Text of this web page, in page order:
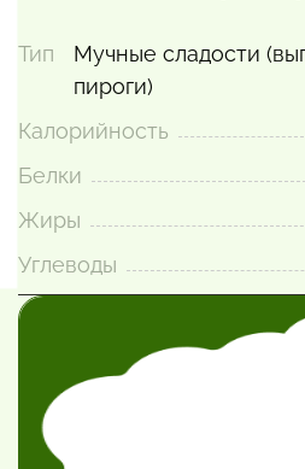
Тип
Мучные сладости
пироги)
Калорийность
Белки
Жиры
Углеводы